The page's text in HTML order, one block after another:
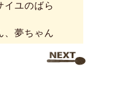
イユのばら
、夢ちゃん